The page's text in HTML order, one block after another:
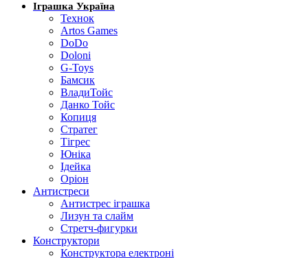
Іграшка Україна
Технок
Artos Games
DoDo
Doloni
G-Toys
Бамсик
ВладиТойс
Данко Тойс
Копиця
Стратег
Тігрес
Юніка
Ідейка
Оріон
Антистреси
Антистрес іграшка
Лизун та слайм
Стретч-фигурки
Конструктори
Конструктора електроні